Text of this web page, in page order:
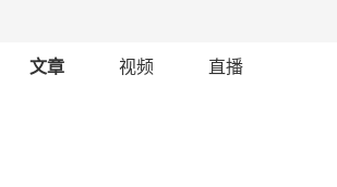
文章 视频 直播